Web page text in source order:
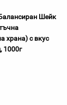
Шейк
храна) с вкус
1000г